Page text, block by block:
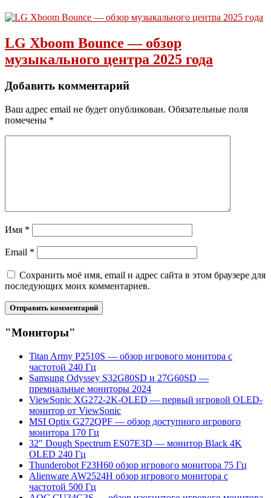
LG Xboom Bounce — обзор
музыкального центра 2025 года
Добавить комментарий
Ваш адрес email не будет опубликован. Обязательные поля
помечены *
Имя *
Email *
Сохранить моё имя, email и адрес сайта в этом браузере для
последующих моих комментариев.
"Мониторы"
Titan Army P2510S — обзор игрового монитора с
частотой 240 Гц
Samsung Odyssey S32G80SD и 27G60SD —
премиальные мониторы 2024
ViewSonic XG272-2K-OLED — первый игровой OLED-
монитор от ViewSonic
MSI Optix G272QPF — обзор доступного игрового
монитора 170 Гц
32″ Dough Spectrum ES07E3D — монитор Black 4K
OLED 240 Гц
Thunderobot F23H60 обзор игрового монитора 75 Гц
Alienware AW2524H обзор игрового монитора с
частотой 500 Гц